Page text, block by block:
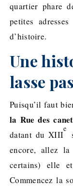
quartier phare
petites
d’histoire.
Une
lasse pas
Puisqu’il faut
la Rue des
datant du XIII
e
encore, allez
certains) elle
Commencez la